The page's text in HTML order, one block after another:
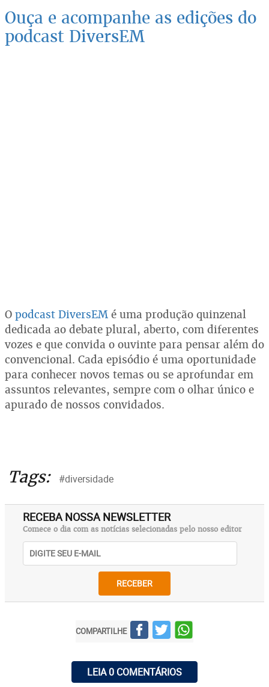
Ouça e acompanhe as edições do
podcast DiversEM
O podcast DiversEM é uma produção quinzenal
dedicada ao debate plural, aberto, com diferentes
vozes e que convida o ouvinte para pensar além do
convencional. Cada episódio é uma oportunidade
para conhecer novos temas ou se aprofundar em
assuntos relevantes, sempre com o olhar único e
apurado de nossos convidados.
Tags: #diversidade
RECEBA NOSSA NEWSLETTER
Comece o dia com as notícias selecionadas pelo nosso editor
RECEBER
COMPARTILHE
LEIA 0 COMENTÁRIOS